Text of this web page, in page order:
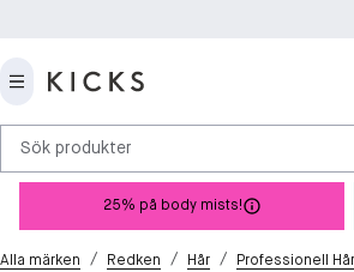
Sök produkter
25% på body mists!
Alla märken / Redken / Hår / Professionell